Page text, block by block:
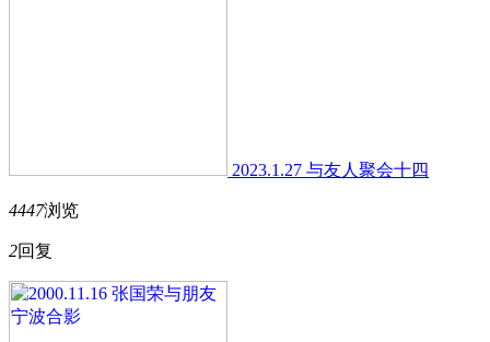
2023.1.27 与友人聚会十四
4447浏览
2回复